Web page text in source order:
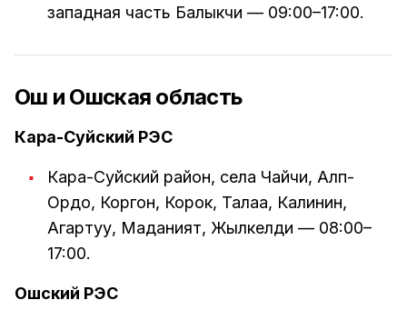
западная часть Балыкчи — 09:00–17:00.
Ош и Ошская область
Кара-Суйский РЭС
Кара-Суйский район, села Чайчи, Алп-
Ордо, Коргон, Корок, Талаа, Калинин,
Агартуу, Маданият, Жылкелди — 08:00–
17:00.
Ошский РЭС